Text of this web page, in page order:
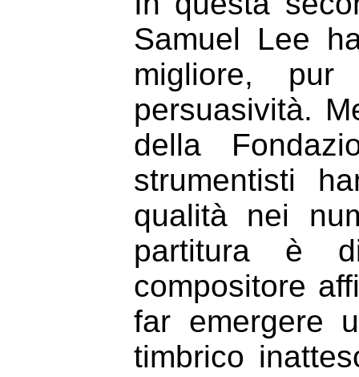
Samuel Lee
migliore,
persuasività.
della
strumentisti
qualità nei
partitura è
compositore
far emergere
timbrico